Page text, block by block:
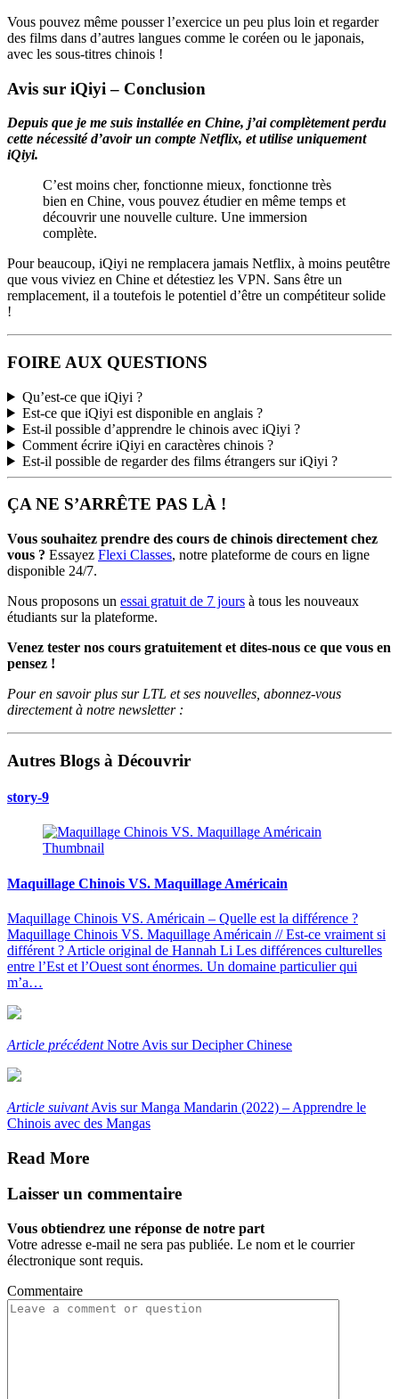
Vous pouvez même pousser l’exercice un peu plus loin et regarder
des films dans d’autres langues comme le coréen ou le japonais,
avec les sous-titres chinois !
Avis sur iQiyi – Conclusion
Depuis que je me suis installée en Chine, j’ai complètement perdu
cette nécessité d’avoir un compte Netflix, et utilise uniquement
iQiyi.
C’est moins cher, fonctionne mieux, fonctionne très
bien en Chine, vous pouvez étudier en même temps et
découvrir une nouvelle culture. Une immersion
complète.
Pour beaucoup, iQiyi ne remplacera jamais Netflix, à moins peutêtre
que vous viviez en Chine et détestiez les VPN. Sans être un
remplacement, il a toutefois le potentiel d’être un compétiteur solide
!
FOIRE AUX QUESTIONS
Qu’est-ce que iQiyi ?
Est-ce que iQiyi est disponible en anglais ?
Est-il possible d’apprendre le chinois avec iQiyi ?
Comment écrire iQiyi en caractères chinois ?
Est-il possible de regarder des films étrangers sur iQiyi ?
ÇA NE S’ARRÊTE PAS LÀ !
Vous souhaitez prendre des cours de chinois directement chez
vous ? Essayez Flexi Classes, notre plateforme de cours en ligne
disponible 24/7.
Nous proposons un essai gratuit de 7 jours à tous les nouveaux
étudiants sur la plateforme.
Venez tester nos cours gratuitement et dites-nous ce que vous en
pensez !
Pour en savoir plus sur LTL et ses nouvelles, abonnez-vous
directement à notre newsletter :
Autres Blogs à Découvrir
story-9
Maquillage Chinois VS. Maquillage Américain
Maquillage Chinois VS. Américain – Quelle est la différence ?
Maquillage Chinois VS. Maquillage Américain // Est-ce vraiment si
différent ? Article original de Hannah Li Les différences culturelles
entre l’Est et l’Ouest sont énormes. Un domaine particulier qui
m’a…
Article précédentNotre Avis sur Decipher Chinese
Article suivantAvis sur Manga Mandarin (2022) – Apprendre le
Chinois avec des Mangas
Read More
Laisser un commentaire
Vous obtiendrez une réponse de notre part
Votre adresse e-mail ne sera pas publiée. Le nom et le courrier
électronique sont requis.
Commentaire